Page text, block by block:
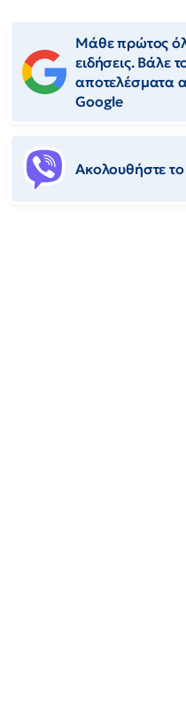
Μάθε πρώτος
ειδήσεις. Βάλε
αποτελέσματα
Google
Ακολουθήστε